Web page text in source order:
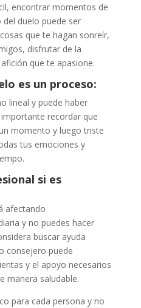
encontrar momentos de
duelo puede ser
que te hagan sonreír,
disfrutar de la
que te apasione.
es un proceso:
lineal y puede haber
recordar que
momento y luego triste
tus emociones y
si es
afectando
y no puedes hacer
buscar ayuda
consejero puede
y el apoyo necesarios
manera saludable.
para cada persona y no